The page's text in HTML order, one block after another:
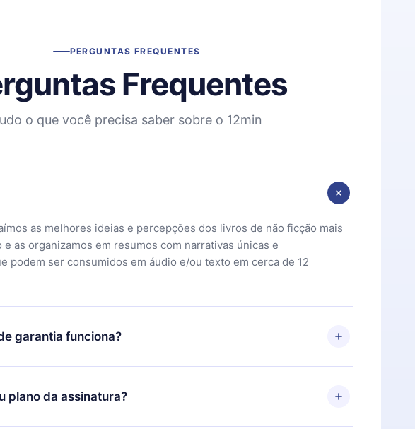
PERGUNTAS FREQUENTES
Frequentes
o que você precisa saber sobre o 12min
as melhores ideias e percepções dos livros de não ficção mais
as organizamos em resumos com narrativas únicas e
podem ser consumidos em áudio e/ou texto em cerca de 12
garantia funciona?
aplicativo e começar a aproveitar nossa biblioteca. Se por algum
com nossa plataforma, basta entrar em contato com nossa
contato@12min.com) em até 7 dias após a compra e solicitar o
plano da assinatura?